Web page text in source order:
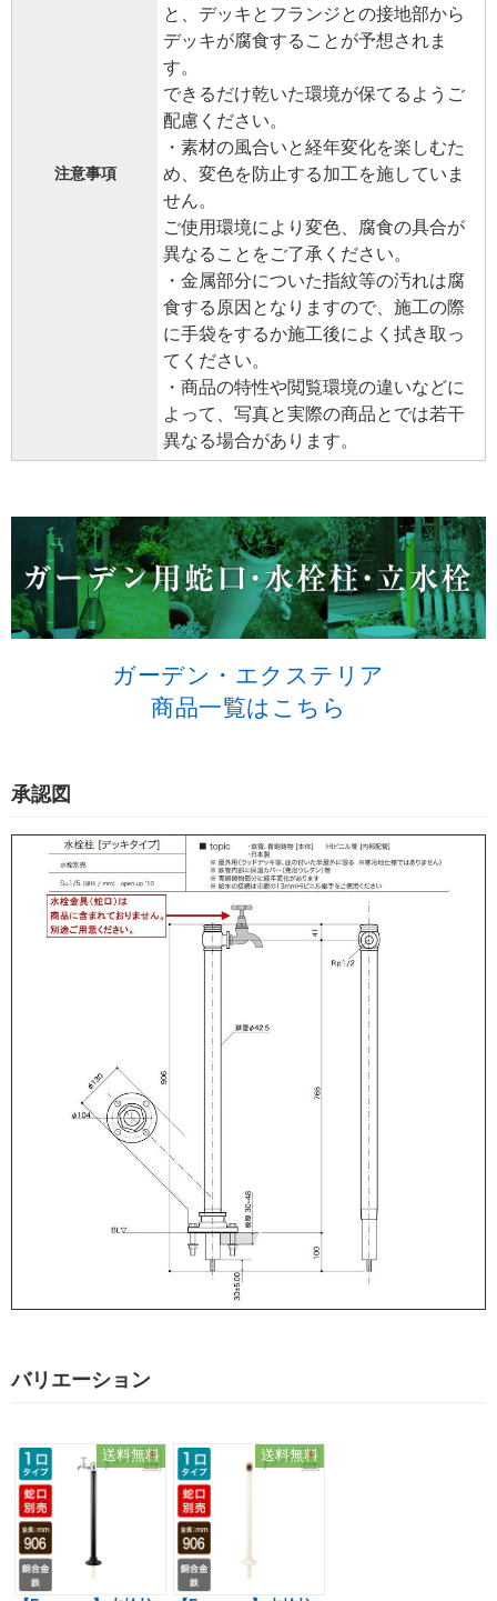
注意事項
と、デッキとフランジとの接地部から
デッキが腐食することが予想されま
す。
できるだけ乾いた環境が保てるようご
配慮ください。
・素材の風合いと経年変化を楽しむた
め、変色を防止する加工を施していま
せん。
ご使用環境により変色、腐食の具合が
異なることをご了承ください。
・金属部分についた指紋等の汚れは腐
食する原因となりますので、施工の際
に手袋をするか施工後によく拭き取っ
てください。
・商品の特性や閲覧環境の違いなどに
よって、写真と実際の商品とでは若干
異なる場合があります。
ガーデン・エクステリア
商品一覧はこちら
承認図
バリエーション
送料無料 送料無料